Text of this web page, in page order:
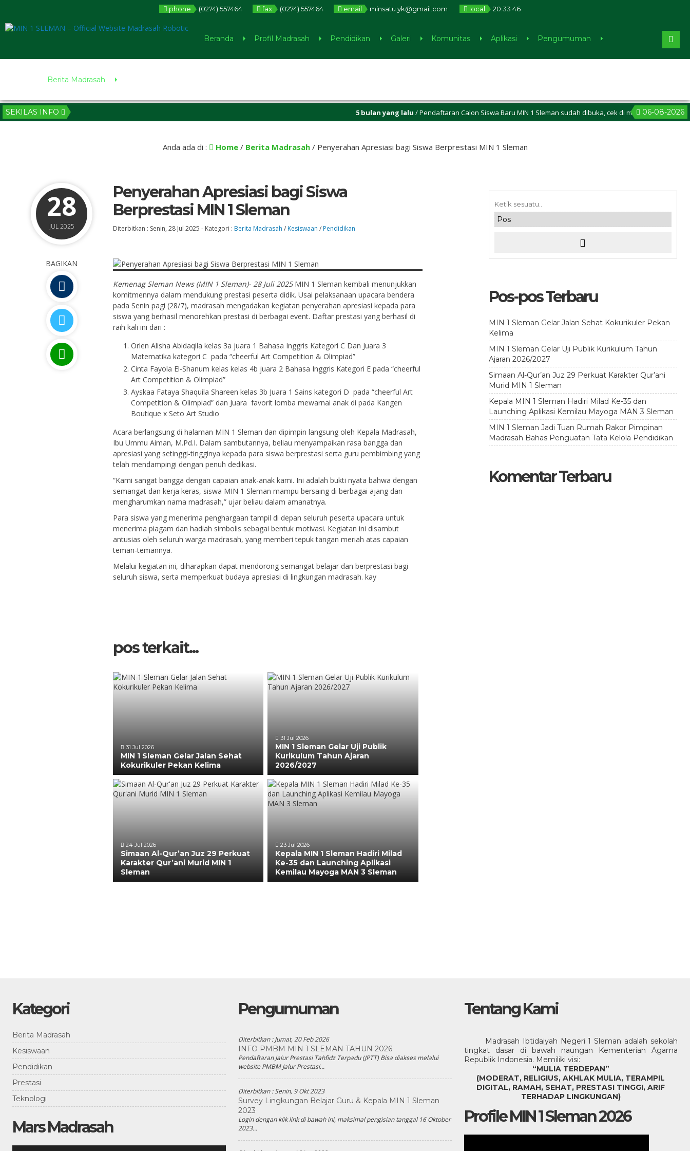
phone (0274) 557464 fax (0274) 557464 email minsatu.yk@gmail.com local 20:33 47
Beranda Profil Madrasah Pendidikan Galeri Komunitas Aplikasi Pengumuman
Berita Madrasah
SEKILAS INFO 06-08-2026
5 bulan yang lalu/ Pendaftaran Calon Siswa Baru MIN 1 Sleman sudah dibuka, cek di menu Pengumuman
Anda ada di : Home/ Berita Madrasah/ Penyerahan Apresiasi bagi Siswa Berprestasi MIN 1 Sleman
28
JUL 2025
Penyerahan Apresiasi bagi Siswa
Berprestasi MIN 1 Sleman
Diterbitkan : Senin, 28 Jul 2025 - Kategori : Berita Madrasah / Kesiswaan / Pendidikan
BAGIKAN
Kemenag Sleman News (MIN 1 Sleman)- 28 Juli 2025MIN 1 Sleman kembali menunjukkan
komitmennya dalam mendukung prestasi peserta didik. Usai pelaksanaan upacara bendera
pada Senin pagi (28/7), madrasah mengadakan kegiatan penyerahan apresiasi kepada para
siswa yang berhasil menorehkan prestasi di berbagai event. Daftar prestasi yang berhasil di
raih kali ini dari :
Orlen Alisha Abidaqila kelas 3a juara 1 Bahasa Inggris Kategori C Dan Juara 3
Matematika kategori C pada “cheerful Art Competition & Olimpiad”
Cinta Fayola El-Shanum kelas kelas 4b juara 2 Bahasa Inggris Kategori E pada “cheerful
Art Competition & Olimpiad”
Ayskaa Fataya Shaquila Shareen kelas 3b Juara 1 Sains kategori D pada “cheerful Art
Competition & Olimpiad” dan Juara favorit lomba mewarnai anak di pada Kangen
Boutique x Seto Art Studio
Acara berlangsung di halaman MIN 1 Sleman dan dipimpin langsung oleh Kepala Madrasah,
Ibu Ummu Aiman, M.Pd.I. Dalam sambutannya, beliau menyampaikan rasa bangga dan
apresiasi yang setinggi-tingginya kepada para siswa berprestasi serta guru pembimbing yang
telah mendampingi dengan penuh dedikasi.
“Kami sangat bangga dengan capaian anak-anak kami. Ini adalah bukti nyata bahwa dengan
semangat dan kerja keras, siswa MIN 1 Sleman mampu bersaing di berbagai ajang dan
mengharumkan nama madrasah,” ujar beliau dalam amanatnya.
Para siswa yang menerima penghargaan tampil di depan seluruh peserta upacara untuk
menerima piagam dan hadiah simbolis sebagai bentuk motivasi. Kegiatan ini disambut
antusias oleh seluruh warga madrasah, yang memberi tepuk tangan meriah atas capaian
teman-temannya.
Melalui kegiatan ini, diharapkan dapat mendorong semangat belajar dan berprestasi bagi
seluruh siswa, serta memperkuat budaya apresiasi di lingkungan madrasah. kay
pos terkait...
31 Jul 2026
MIN 1 Sleman Gelar Jalan Sehat
Kokurikuler Pekan Kelima
31 Jul 2026
MIN 1 Sleman Gelar Uji Publik
Kurikulum Tahun Ajaran
2026/2027
24 Jul 2026
Simaan Al-Qur’an Juz 29 Perkuat
Karakter Qur’ani Murid MIN 1
Sleman
23 Jul 2026
Kepala MIN 1 Sleman Hadiri Milad
Ke-35 dan Launching Aplikasi
Kemilau Mayoga MAN 3 Sleman
Pos-pos Terbaru
MIN 1 Sleman Gelar Jalan Sehat Kokurikuler Pekan
Kelima
MIN 1 Sleman Gelar Uji Publik Kurikulum Tahun
Ajaran 2026/2027
Simaan Al-Qur’an Juz 29 Perkuat Karakter Qur’ani
Murid MIN 1 Sleman
Kepala MIN 1 Sleman Hadiri Milad Ke-35 dan
Launching Aplikasi Kemilau Mayoga MAN 3 Sleman
MIN 1 Sleman Jadi Tuan Rumah Rakor Pimpinan
Madrasah Bahas Penguatan Tata Kelola Pendidikan
Komentar Terbaru
Kategori
Berita Madrasah
Kesiswaan
Pendidikan
Prestasi
Teknologi
Mars Madrasah
Pengumuman
Diterbitkan :Jumat, 20 Feb 2026
INFO PMBM MIN 1 SLEMAN TAHUN 2026
Pendaftaran Jalur Prestasi Tahfidz Terpadu (JPTT) Bisa diakses melalui
website PMBM Jalur Prestasi...
Diterbitkan :Senin, 9 Okt 2023
Survey Lingkungan Belajar Guru & Kepala MIN 1 Sleman
2023
Login dengan klik link di bawah ini, maksimal pengisian tanggal 16 Oktober
2023...
Tentang Kami
Madrasah Ibtidaiyah Negeri 1 Sleman adalah sekolah
tingkat dasar di bawah naungan Kementerian Agama
Republik Indonesia. Memiliki visi:
“MULIA TERDEPAN”
(MODERAT, RELIGIUS, AKHLAK MULIA, TERAMPIL
DIGITAL, RAMAH, SEHAT, PRESTASI TINGGI, ARIF
TERHADAP LINGKUNGAN)
Profile MIN 1 Sleman 2026